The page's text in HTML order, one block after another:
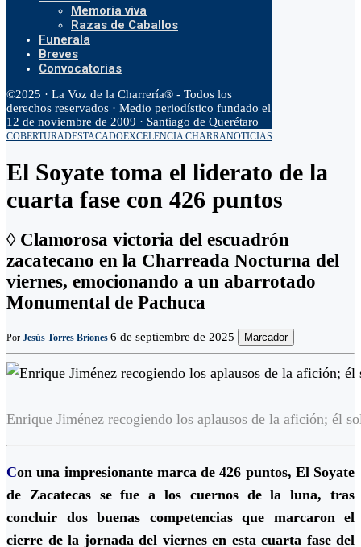
Memoria viva
Razas de Caballos
Funerala
Breves
Convocatorias
©2025 · La Voz de la Charrería® - Todos los
derechos reservados · Medio periodístico fundado el
12 de noviembre de 2009 · Santiago de Querétaro
COBERTURADESTACADOEXCELENCIA CHARRANOTICIAS
El Soyate toma el liderato de la
cuarta fase con 426 puntos
◊ Clamorosa victoria del escuadrón
zacatecano en la Charreada Nocturna del
viernes, emocionando a un abarrotado
Monumental de Pachuca
Por Jesús Torres Briones 6 de septiembre de 2025 Marcador
Enrique Jiménez recogiendo los aplausos de la afición; él
Con una impresionante marca de 426 puntos, El Soyate
de Zacatecas se fue a los cuernos de la luna, tras
concluir dos buenas competencias que marcaron el
cierre de la jornada del viernes en esta cuarta fase del